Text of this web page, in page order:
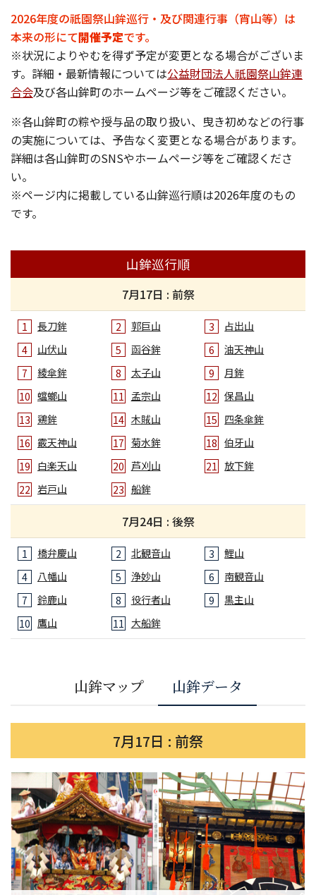
2026年度の祇園祭山鉾巡行・及び関連行事（宵山等）は
本来の形にて開催予定です。
※状況によりやむを得ず予定が変更となる場合がございま
す。詳細・最新情報については公益財団法人祇園祭山鉾連
合会及び各山鉾町のホームページ等をご確認ください。
※各山鉾町の粽や授与品の取り扱い、曳き初めなどの行事
の実施については、予告なく変更となる場合があります。
詳細は各山鉾町のSNSやホームページ等をご確認くださ
い。
※ページ内に掲載している山鉾巡行順は2026年度のもの
です。
山鉾巡行順
7月17日 : 前祭
1 長刀鉾 2 郭巨山 3
占出山
4
山伏山 5 函谷鉾 6
油天神山
7
綾傘鉾 8 太子山 9
月鉾
10 蟷螂山 11 孟宗山 12 保昌山
13 鶏鉾 14 木賊山 15 四条傘鉾
16 霰天神山 17 菊水鉾 18 伯牙山
19 白楽天山 20 芦刈山 21 放下鉾
22 岩戸山 23 船鉾
7月24日 : 後祭
1 橋弁慶山 2 北観音山 3
鯉山
4
八幡山 5 浄妙山 6
南観音山
7
鈴鹿山 8 役行者山 9
黒主山
10 鷹山 11 大船鉾
山鉾マップ 山鉾データ
7月17日 : 前祭